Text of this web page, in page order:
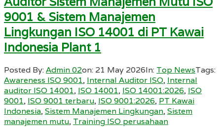
9001 & Sistem Manajemen
Lingkungan ISO 14001 di PT Kawai
Indonesia Plant 1
Posted By:Admin 02on: 21 May 2026In: Top NewsTags:
Awareness ISO 9001, Internal Auditor ISO, Internal
auditor ISO 14001, ISO 14001, ISO 14001:2026, ISO
9001, ISO 9001 terbaru, ISO 9001:2026, PT Kawai
Indonesia,Sistem Manajemen Lingkungan,Sistem
manajemen mutu, Training ISO perusahaan